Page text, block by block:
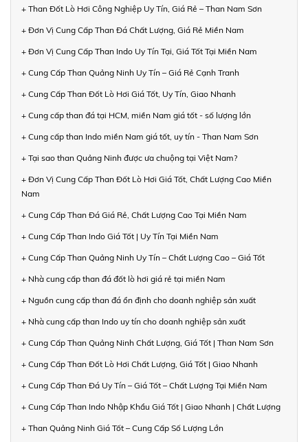
+ Than Đốt Lò Hơi Công Nghiệp Uy Tín, Giá Rẻ – Than Nam Sơn
+ Đơn Vị Cung Cấp Than Đá Chất Lượng, Giá Rẻ Miền Nam
+ Đơn Vị Cung Cấp Than Indo Uy Tín Tại, Giá Tốt Tại Miền Nam
+ Cung Cấp Than Quảng Ninh Uy Tín – Giá Rẻ Cạnh Tranh
+ Cung Cấp Than Đốt Lò Hơi Giá Tốt, Uy Tín, Giao Nhanh
+ Cung cấp than đá tại HCM, miền Nam giá tốt - số lượng lớn
+ Cung cấp than Indo miền Nam giá tốt, uy tín - Than Nam Sơn
+ Tại sao than Quảng Ninh được ưa chuộng tại Việt Nam?
+ Đơn Vị Cung Cấp Than Đốt Lò Hơi Giá Tốt, Chất Lượng Cao Miền
Nam
+ Cung Cấp Than Đá Giá Rẻ, Chất Lượng Cao Tại Miền Nam
+ Cung Cấp Than Indo Giá Tốt | Uy Tín Tại Miền Nam
+ Cung Cấp Than Quảng Ninh Uy Tín – Chất Lượng Cao – Giá Tốt
+ Nhà cung cấp than đá đốt lò hơi giá rẻ tại miền Nam
+ Nguồn cung cấp than đá ổn định cho doanh nghiệp sản xuất
+ Nhà cung cấp than Indo uy tín cho doanh nghiệp sản xuất
+ Cung Cấp Than Quảng Ninh Chất Lượng, Giá Tốt | Than Nam Sơn
+ Cung Cấp Than Đốt Lò Hơi Chất Lượng, Giá Tốt | Giao Nhanh
+ Cung Cấp Than Đá Uy Tín – Giá Tốt – Chất Lượng Tại Miền Nam
+ Cung Cấp Than Indo Nhập Khẩu Giá Tốt | Giao Nhanh | Chất Lượng
+ Than Quảng Ninh Giá Tốt – Cung Cấp Số Lượng Lớn